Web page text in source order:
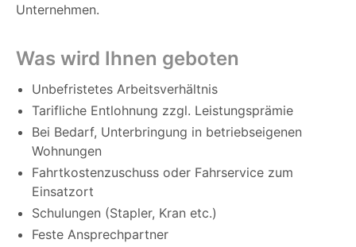
Unternehmen.
Was wird Ihnen geboten
Unbefristetes Arbeitsverhältnis
Tarifliche Entlohnung zzgl. Leistungsprämie
Bei Bedarf, Unterbringung in betriebseigenen
Wohnungen
Fahrtkostenzuschuss oder Fahrservice zum
Einsatzort
Schulungen (Stapler, Kran etc.)
Feste Ansprechpartner